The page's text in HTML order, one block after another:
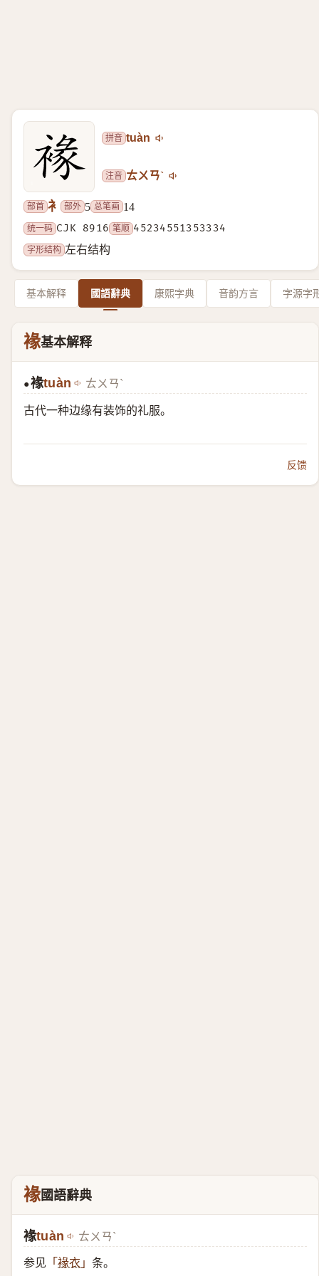
拼音 tuàn
注音 ㄊㄨㄢˋ
部首 衤 部外 5 总笔画 14
统一码 CJK 8916 笔顺 45234551353334
字形结构 左右结构
基本解释 國語辭典 康熙字典 音韵方言 字源字
褖基本解释
●褖tuàn ㄊㄨㄢˋ
古代一种边缘有装饰的礼服。
反馈
褖國語辭典
褖tuàn ㄊㄨㄢˋ
参见 「 褖衣 」 条。